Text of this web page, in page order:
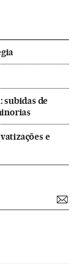
subidas de
e